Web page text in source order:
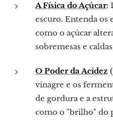
A Física do Açúcar:
escuro. Entenda os
como o açúcar
sobremesas e
O Poder da Acidez
vinagre e os
de gordura e a
como o "brilho" do